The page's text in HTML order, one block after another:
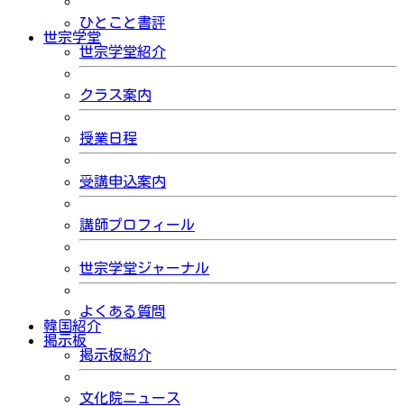
ひとこと書評
世宗学堂
世宗学堂紹介
クラス案内
授業日程
受講申込案内
講師プロフィール
世宗学堂ジャーナル
よくある質問
韓国紹介
掲示板
掲示板紹介
文化院ニュース